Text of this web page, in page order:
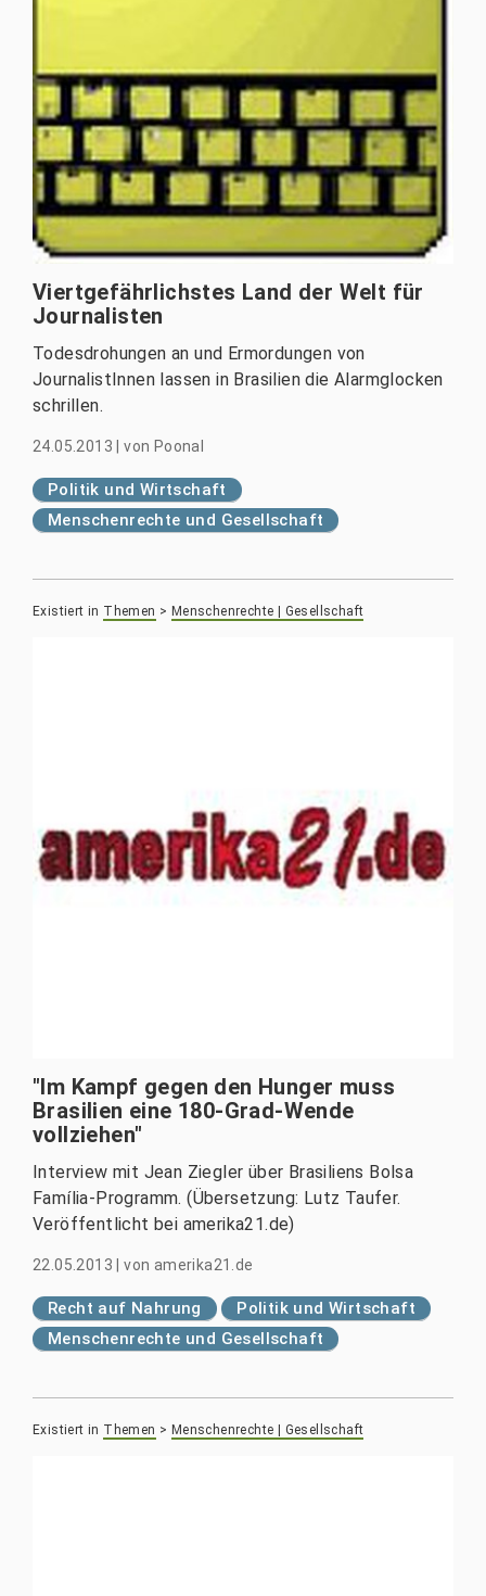
Viertgefährlichstes Land der Welt für
Journalisten
Todesdrohungen an und Ermordungen von
JournalistInnen lassen in Brasilien die Alarmglocken
schrillen.
24.05.2013 |von Poonal
Politik und Wirtschaft
Menschenrechte und Gesellschaft
Existiert in Themen > Menschenrechte | Gesellschaft
"Im Kampf gegen den Hunger muss
Brasilien eine 180-Grad-Wende
vollziehen"
Interview mit Jean Ziegler über Brasiliens Bolsa
Família-Programm. (Übersetzung: Lutz Taufer.
Veröffentlicht bei amerika21.de)
22.05.2013 |von amerika21.de
Recht auf Nahrung
Politik und Wirtschaft
Menschenrechte und Gesellschaft
Existiert in Themen > Menschenrechte | Gesellschaft